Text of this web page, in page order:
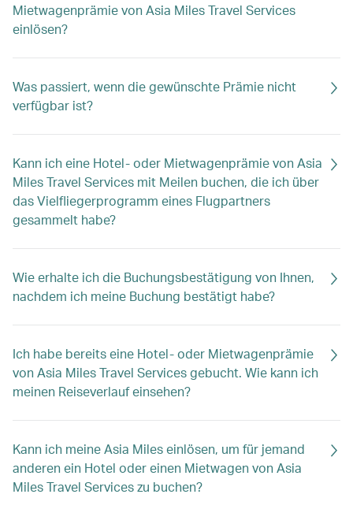
Mietwagenprämie von Asia Miles Travel Services
einlösen?
Was passiert, wenn die gewünschte Prämie nicht
verfügbar ist?
Kann ich eine Hotel- oder Mietwagenprämie von Asia
Miles Travel Services mit Meilen buchen, die ich über
das Vielfliegerprogramm eines Flugpartners
gesammelt habe?
Wie erhalte ich die Buchungsbestätigung von Ihnen,
nachdem ich meine Buchung bestätigt habe?
Ich habe bereits eine Hotel- oder Mietwagenprämie
von Asia Miles Travel Services gebucht. Wie kann ich
meinen Reiseverlauf einsehen?
Kann ich meine Asia Miles einlösen, um für jemand
anderen ein Hotel oder einen Mietwagen von Asia
Miles Travel Services zu buchen?